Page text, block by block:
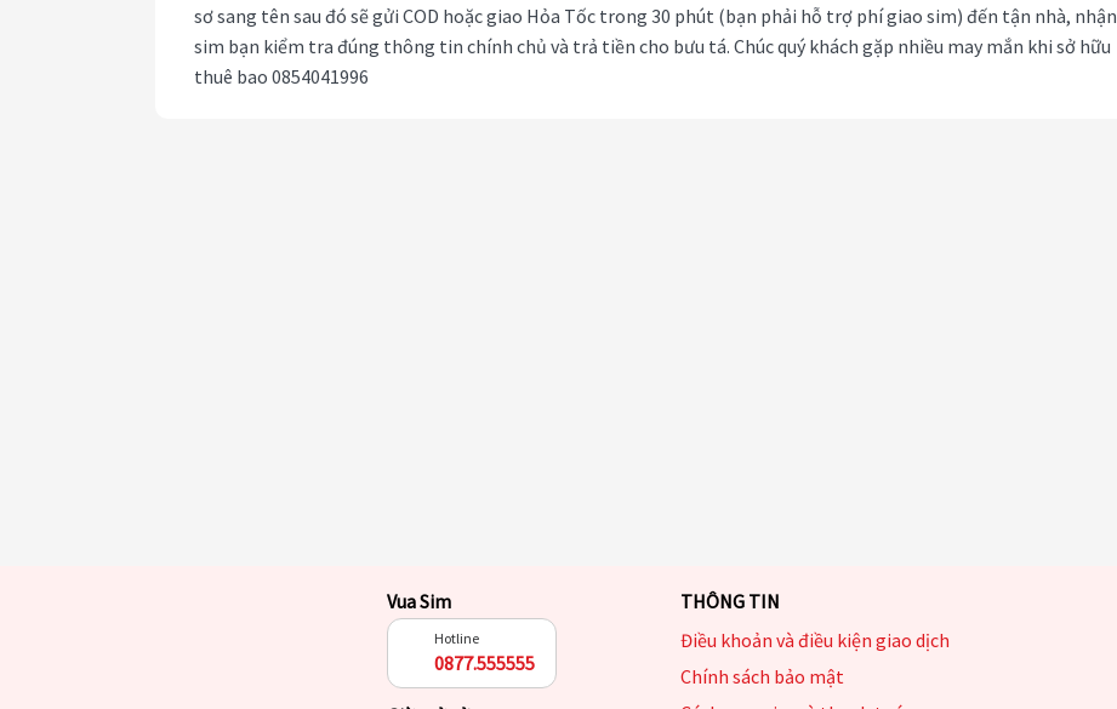
sơ sang tên sau đó sẽ gửi COD hoặc giao Hỏa Tốc trong 30 phút (bạn phải hỗ trợ phí giao sim) đến tận nhà, nhận
sim bạn kiểm tra đúng thông tin chính chủ và trả tiền cho bưu tá. Chúc quý khách gặp nhiều may mắn khi sở hữu
thuê bao 0854041996
Vua Sim
Hotline
0877.555555
THÔNG TIN
Điều khoản và điều kiện giao dịch
Chính sách bảo mật